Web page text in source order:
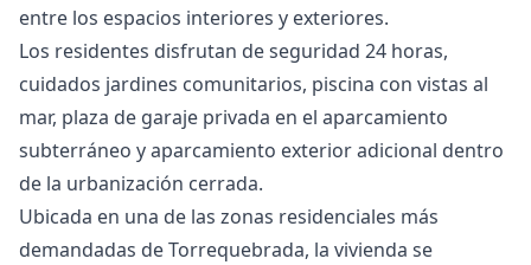
entre los espacios interiores y exteriores.
Los residentes disfrutan de seguridad 24 horas,
cuidados jardines comunitarios, piscina con vistas al
mar, plaza de garaje privada en el aparcamiento
subterráneo y aparcamiento exterior adicional dentro
de la urbanización cerrada.
Ubicada en una de las zonas residenciales más
demandadas de Torrequebrada, la vivienda se